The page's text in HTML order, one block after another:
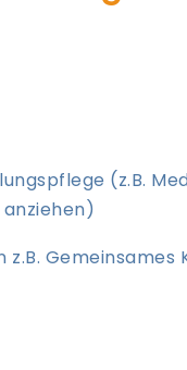
(z.B.
Gemeinsames